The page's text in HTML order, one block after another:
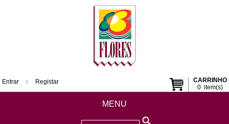
CARRINHO
0item(s)
Entrar Registar
MENU